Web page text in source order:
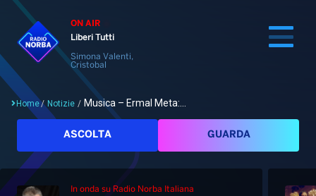
ON AIR
Liberi Tutti
Simona Valenti,
Cristobal
Home/ Notizie / Musica – Ermal Meta:...
ASCOLTA GUARDA
In onda su Radio Norba Italiana